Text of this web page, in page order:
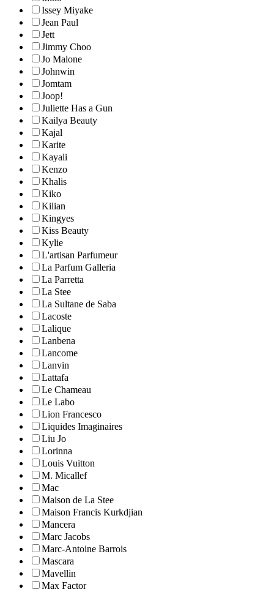
Issey Miyake
Jean Paul
Jett
Jimmy Choo
Jo Malone
Johnwin
Jomtam
Joop!
Juliette Has a Gun
Kailya Beauty
Kajal
Karite
Kayali
Kenzo
Khalis
Kiko
Kilian
Kingyes
Kiss Beauty
Kylie
L'artisan Parfumeur
La Parfum Galleria
La Parretta
La Stee
La Sultane de Saba
Lacoste
Lalique
Lanbena
Lancome
Lanvin
Lattafa
Le Chameau
Le Labo
Lion Francesco
Liquides Imaginaires
Liu Jo
Lorinna
Louis Vuitton
M. Micallef
Mac
Maison de La Stee
Maison Francis Kurkdjian
Mancera
Marc Jacobs
Marc-Antoine Barrois
Mascara
Mavellin
Max Factor